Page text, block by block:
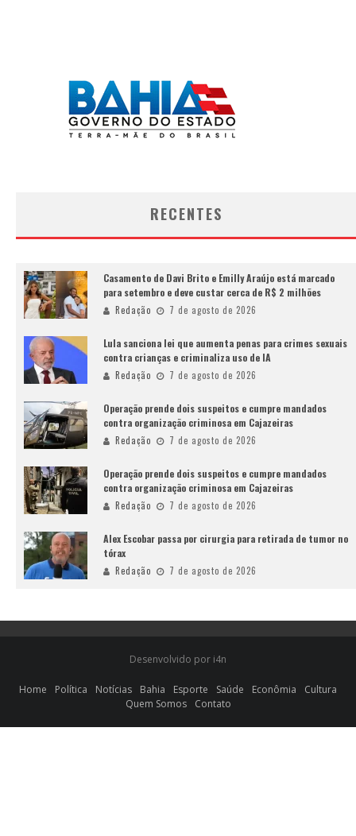
RECENTES
Casamento de Davi Brito e Emilly Araújo está marcado
para setembro e deve custar cerca de R$ 2 milhões
Redação 7 de agosto de 2026
Lula sanciona lei que aumenta penas para crimes sexuais
contra crianças e criminaliza uso de IA
Redação 7 de agosto de 2026
Operação prende dois suspeitos e cumpre mandados
contra organização criminosa em Cajazeiras
Redação 7 de agosto de 2026
Operação prende dois suspeitos e cumpre mandados
contra organização criminosa em Cajazeiras
Redação 7 de agosto de 2026
Alex Escobar passa por cirurgia para retirada de tumor no
tórax
Redação 7 de agosto de 2026
Desenvolvido por i4n
Home Política Notícias Bahia Esporte Saúde Econômia
Cultura
Quem Somos
Contato